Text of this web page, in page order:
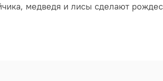
медведя и лисы сделают